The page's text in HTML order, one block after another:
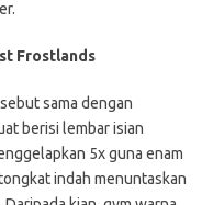
Frostlands
sama dengan
berisi lembar isian
5x guna enam
indah menuntaskan